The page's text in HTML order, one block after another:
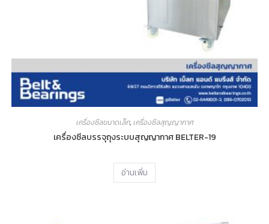
เครื่องซีลขนาดเล็ก,เครื่องซีลสุญญากาศ
เครื่องซีลบรรจุถุงระบบสุญญากาศ BELTER-19
อ่านเพิ่ม